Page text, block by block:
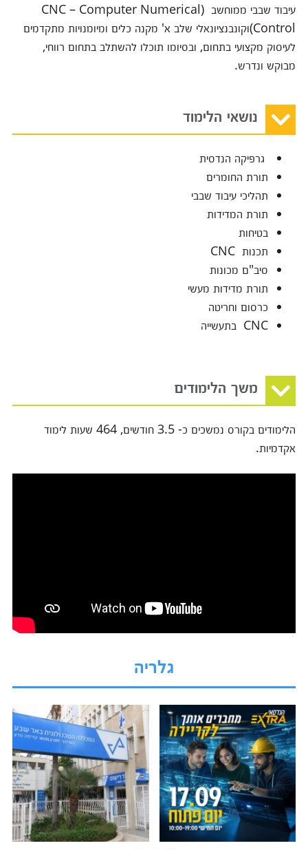
עיבוד שבבי ממוחשב (CNC – Computer Numerical
Control)וקונבנציונאלי שלב א' מקנה כלים ומיומנויות מתקדמים
לעיסוק מקצועי בתחום, ובסיומו תוכלו להשתלב בתחום רווחי,
מבוקש ונדרש.
נושאי הלימוד
גרפיקה הנדסית
תורת החומרים
תהליכי עיבוד שבבי
תורת המדידות
בטיחות
תכנות CNC
סיב"ם מכונות
תורת מדידות מעשי
כרסום וחריטה
CNC בתעשייה
משך הלימודים
הלימודים בקורס נמשכים כ- 3.5 חודשים, 464 שעות לימוד
אקדמיות.
גלריה